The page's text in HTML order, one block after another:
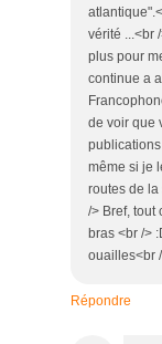
vérité ...<br
plus pour
continue a
de voir que
même si je
routes de
/> Bref, tout
bras <br />
ouailles<br
Répondre